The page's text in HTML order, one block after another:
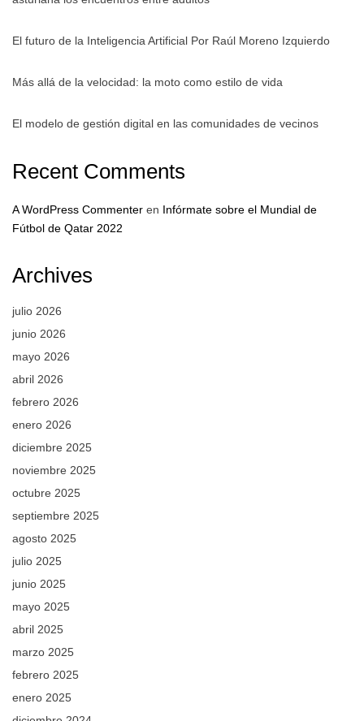
El futuro de la Inteligencia Artificial Por Raúl Moreno Izquierdo
Más allá de la velocidad: la moto como estilo de vida
El modelo de gestión digital en las comunidades de vecinos
Recent Comments
A WordPress Commenter en Infórmate sobre el Mundial de
Fútbol de Qatar 2022
Archives
julio 2026
junio 2026
mayo 2026
abril 2026
febrero 2026
enero 2026
diciembre 2025
noviembre 2025
octubre 2025
septiembre 2025
agosto 2025
julio 2025
junio 2025
mayo 2025
abril 2025
marzo 2025
febrero 2025
enero 2025